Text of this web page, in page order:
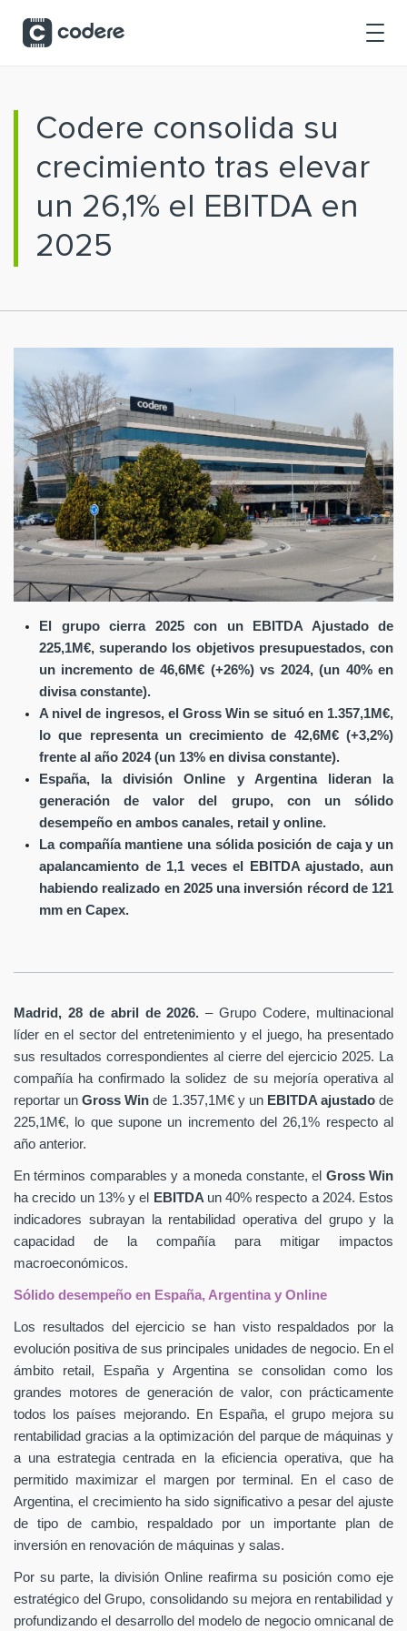
Codere consolida su
crecimiento tras elevar
un 26,1% el EBITDA en
2025
El grupo cierra 2025 con un EBITDA Ajustado de
225,1M€, superando los objetivos presupuestados, con
un incremento de 46,6M€ (+26%) vs 2024, (un 40% en
divisa constante).
A nivel de ingresos, el Gross Win se situó en 1.357,1M€,
lo que representa un crecimiento de 42,6M€ (+3,2%)
frente al año 2024 (un 13% en divisa constante).
España, la división Online y Argentina lideran la
generación de valor del grupo, con un sólido
desempeño en ambos canales, retail y online.
La compañía mantiene una sólida posición de caja y un
apalancamiento de 1,1 veces el EBITDA ajustado, aun
habiendo realizado en 2025 una inversión récord de 121
mm en Capex.
Madrid, 28 de abril de 2026. – Grupo Codere, multinacional
líder en el sector del entretenimiento y el juego, ha presentado
sus resultados correspondientes al cierre del ejercicio 2025. La
compañía ha confirmado la solidez de su mejoría operativa al
reportar unGross Winde 1.357,1M€ y un EBITDA ajustadode
225,1M€, lo que supone un incremento del 26,1% respecto al
año anterior.
En términos comparables y a moneda constante, el Gross Win
ha crecido un 13% y el
EBITDA un 40% respecto a 2024. Estos
indicadores subrayan la rentabilidad operativa del grupo y la
capacidad de la compañía para mitigar impactos
macroeconómicos.
Sólido desempeño en España, Argentina y Online
Los resultados del ejercicio se han visto respaldados por la
evolución positiva de sus principales unidades de negocio. En el
ámbito retail, España y Argentina se consolidan como los
grandes motores de generación de valor, con prácticamente
todos los países mejorando. En España, el grupo mejora su
rentabilidad gracias a la optimización del parque de máquinas y
a una estrategia centrada en la eficiencia operativa, que ha
permitido maximizar el margen por terminal. En el caso de
Argentina, el crecimiento ha sido significativo a pesar del ajuste
de tipo de cambio, respaldado por un importante plan de
inversión en renovación de máquinas y salas.
Por su parte, la división Online reafirma su posición como eje
estratégico del Grupo, consolidando su mejora en rentabilidad y
profundizando el desarrollo del modelo de negocio omnicanal de